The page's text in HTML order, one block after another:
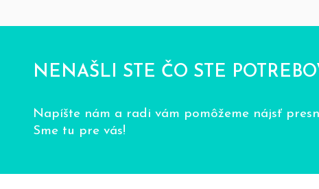
NENAŠLI STE ČO STE
Napíšte nám a radi vám pomôžeme nájsť
Sme tu pre vás!